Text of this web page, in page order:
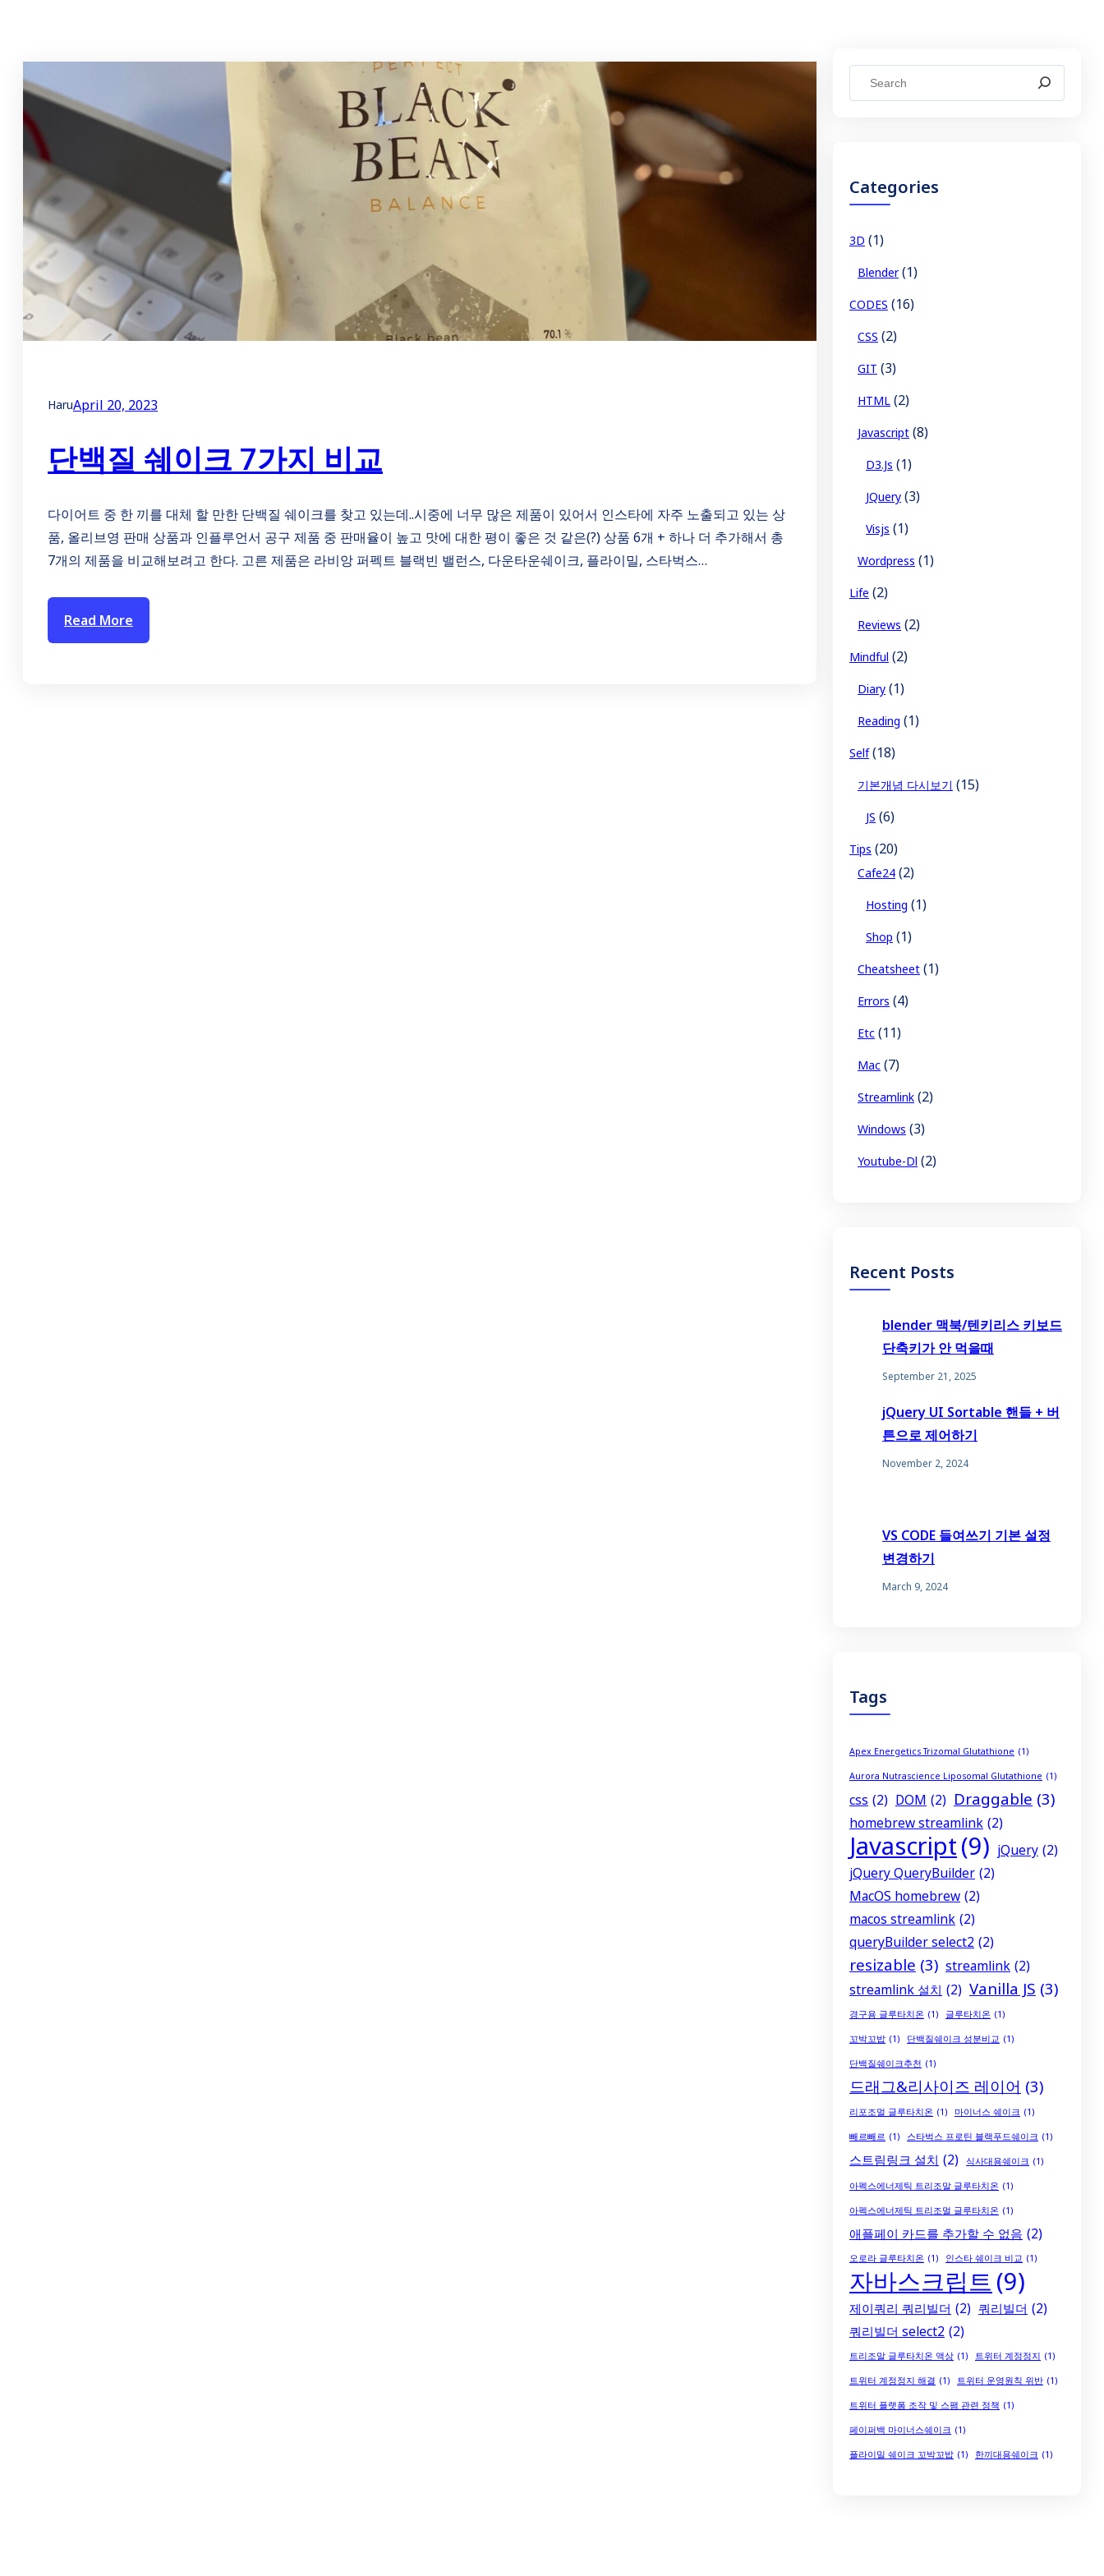
HaruApril 20, 2023
단백질 쉐이크 7가지 비교
다이어트 중 한 끼를 대체 할 만한 단백질 쉐이크를 찾고 있는데..시중에 너무 많은 제품이 있어서 인스타에 자주 노출되고 있는 상
품, 올리브영 판매 상품과 인플루언서 공구 제품 중 판매율이 높고 맛에 대한 평이 좋은 것 같은(?) 상품 6개 + 하나 더 추가해서 총
7개의 제품을 비교해보려고 한다. 고른 제품은 라비앙 퍼펙트 블랙빈 밸런스, 다운타운쉐이크, 플라이밀, 스타벅스…
Read More
e
h
Categories
3D (1)
Blender(1)
CODES (16)
CSS (2)
GIT (3)
HTML (2)
Javascript (8)
D3.js (1)
JQuery (3)
Visjs (1)
Wordpress (1)
Life (2)
Reviews (2)
Mindful (2)
Diary (1)
Reading (1)
Self(18)
기본개념 다시보기 (15)
JS (6)
Tips (20)
Cafe24 (2)
Hosting (1)
Shop (1)
Cheatsheet (1)
Errors (4)
Etc (11)
Mac (7)
Streamlink (2)
Windows (3)
Youtube-Dl (2)
Recent Posts
blender 맥북/텐키리스 키보드
단축키가 안 먹을때
September 21, 2025
jQuery UI Sortable 핸들 + 버
튼으로 제어하기
November 2, 2024
VS CODE 들여쓰기 기본 설정
변경하기
March 9, 2024
Tags
Apex Energetics Trizomal Glutathione (1)
Aurora Nutrascience Liposomal Glutathione (1)
css (2) DOM (2) Draggable (3)
homebrew streamlink (2)
Javascript(9) jQuery (2)
jQuery QueryBuilder (2)
MacOS homebrew (2)
macos streamlink (2)
queryBuilder select2 (2)
resizable (3) streamlink (2)
streamlink 설치 (2) Vanilla JS (3)
경구용 글루타치온 (1) 글루타치온 (1)
꼬박꼬밥 (1) 단백질쉐이크 성분비교 (1)
단백질쉐이크추천 (1)
드래그&리사이즈 레이어 (3)
리포조멀 글루타치온 (1) 마이너스 쉐이크 (1)
빼르빼르 (1) 스타벅스 프로틴 블랙푸드쉐이크 (1)
스트림링크 설치 (2) 식사대용쉐이크 (1)
아펙스에너제틱 트리조말 글루타치온 (1)
아펙스에너제틱 트리조멀 글루타치온 (1)
애플페이 카드를 추가할 수 없음 (2)
오로라 글루타치온 (1) 인스타 쉐이크 비교 (1)
자바스크립트 (9)
제이쿼리 쿼리빌더 (2) 쿼리빌더 (2)
쿼리빌더 select2 (2)
트리조말 글루타치온 액상 (1) 트위터 계정정지 (1)
트위터 계정정지 해결 (1) 트위터 운영원칙 위반 (1)
트위터 플랫폼 조작 및 스팸 관련 정책 (1)
페이퍼백 마이너스쉐이크 (1)
플라이밀 쉐이크 꼬박꼬밥 (1) 한끼대용쉐이크 (1)